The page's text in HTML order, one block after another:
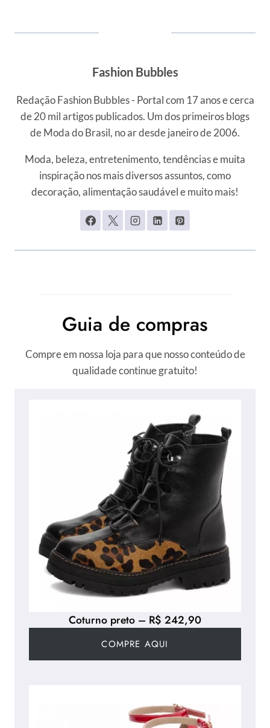
Fashion Bubbles
Redação Fashion Bubbles - Portal com 17 anos e cerca
de 20 mil artigos publicados. Um dos primeiros blogs
de Moda do Brasil, no ar desde janeiro de 2006.
Moda, beleza, entretenimento, tendências e muita
inspiração nos mais diversos assuntos, como
decoração, alimentação saudável e muito mais!
Guia de compras
Compre em nossa loja para que nosso conteúdo de
qualidade continue gratuito!
Coturno preto – R$ 242,90
COMPRE AQUI